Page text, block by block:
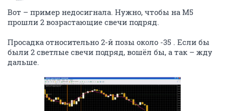
Вот – пример недосигнала. Нужно, чтобы на М5
прошли 2 возрастающие свечи подряд.
Просадка относительно 2-й позы около -35 . Если бы
были 2 светлые свечи подряд, вошёл бы, а так – жду
дальше.